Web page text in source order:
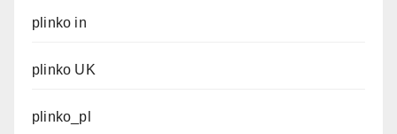
plinko in
plinko UK
plinko_pl